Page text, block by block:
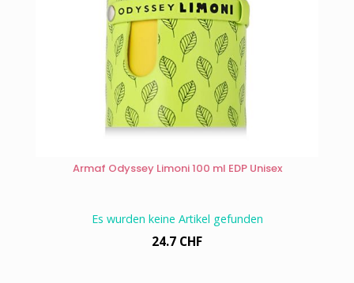
Armaf Odyssey Limoni 100 ml EDP Unisex
Es wurden keine Artikel gefunden
24.7 CHF